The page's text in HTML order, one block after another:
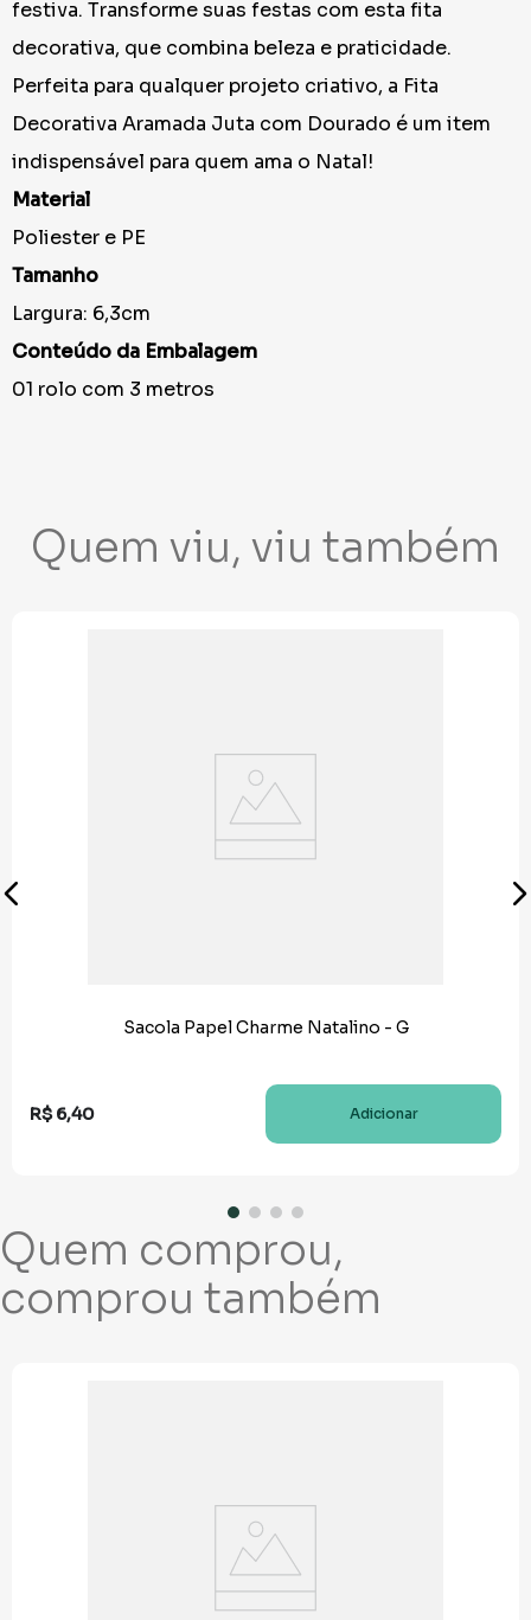
festiva. Transforme suas festas com esta fita
decorativa, que combina beleza e praticidade.
Perfeita para qualquer projeto criativo, a Fita
Decorativa Aramada Juta com Dourado é um item
indispensável para quem ama o Natal!
Material
Poliester e PE
Tamanho
Largura: 6,3cm
Conteúdo da Embalagem
01 rolo com 3 metros
Quem viu, viu também
Sacola Papel Charme Natalino - G
R$ 6,40 Adicionar
Quem comprou,
comprou também